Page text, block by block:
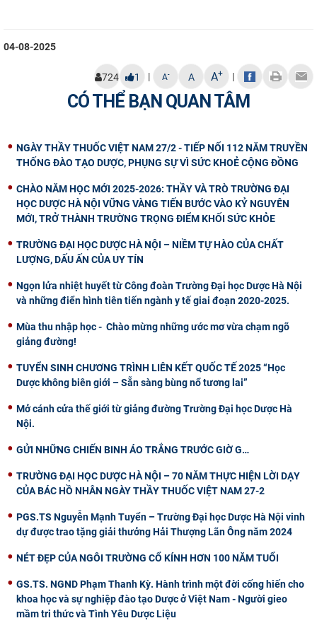
04-08-2025
724 1 | A- A A+ |
CÓ THỂ BẠN QUAN TÂM
NGÀY THẦY THUỐC VIỆT NAM 27/2 - TIẾP NỐI 112 NĂM TRUYỀN
THỐNG ĐÀO TẠO DƯỢC, PHỤNG SỰ VÌ SỨC KHOẺ CỘNG ĐỒNG
CHÀO NĂM HỌC MỚI 2025-2026: THẦY VÀ TRÒ TRƯỜNG ĐẠI
HỌC DƯỢC HÀ NỘI VỮNG VÀNG TIẾN BƯỚC VÀO KỶ NGUYÊN
MỚI, TRỞ THÀNH TRƯỜNG TRỌNG ĐIỂM KHỐI SỨC KHỎE
TRƯỜNG ĐẠI HỌC DƯỢC HÀ NỘI – NIỀM TỰ HÀO CỦA CHẤT
LƯỢNG, DẤU ẤN CỦA UY TÍN
Ngọn lửa nhiệt huyết từ Công đoàn Trường Đại học Dược Hà Nội
và những điển hình tiên tiến ngành y tế giai đoạn 2020-2025.
Mùa thu nhập học - Chào mừng những ước mơ vừa chạm ngõ
giảng đường!
TUYỂN SINH CHƯƠNG TRÌNH LIÊN KẾT QUỐC TẾ 2025 “Học
Dược không biên giới – Sẵn sàng bùng nổ tương lai”
Mở cánh cửa thế giới từ giảng đường Trường Đại học Dược Hà
Nội.
GỬI NHỮNG CHIẾN BINH ÁO TRẮNG TRƯỚC GIỜ G…
TRƯỜNG ĐẠI HỌC DƯỢC HÀ NỘI – 70 NĂM THỰC HIỆN LỜI DẠY
CỦA BÁC HỒ NHÂN NGÀY THẦY THUỐC VIỆT NAM 27-2
PGS.TS Nguyễn Mạnh Tuyển – Trường Đại học Dược Hà Nội vinh
dự được trao tặng giải thưởng Hải Thượng Lãn Ông năm 2024
NÉT ĐẸP CỦA NGÔI TRƯỜNG CỔ KÍNH HƠN 100 NĂM TUỔI
GS.TS. NGND Phạm Thanh Kỳ. Hành trình một đời cống hiến cho
khoa học và sự nghiệp đào tạo Dược ở Việt Nam - Người gieo
mầm tri thức và Tình Yêu Dược Liệu